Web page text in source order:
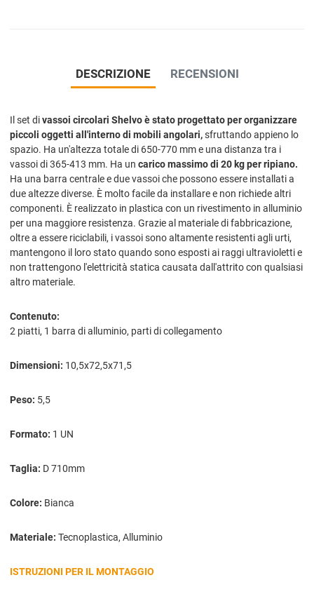
DESCRIZIONE RECENSIONI
Il set divassoi circolari Shelvo è stato progettato per organizzare
piccoli oggetti all'interno di mobili angolari,sfruttando appieno lo
spazio. Ha un'altezza totale di 650-770 mm e una distanza tra i
vassoi di 365-413 mm. Ha un carico massimo di 20 kg per ripiano.
Ha una barra centrale e due vassoi che possono essere installati a
due altezze diverse. È molto facile da installare e non richiede altri
componenti. È realizzato in plastica con un rivestimento in alluminio
per una maggiore resistenza. Grazie al materiale di fabbricazione,
oltre a essere riciclabili, i vassoi sono altamente resistenti agli urti,
mantengono il loro stato quando sono esposti ai raggi ultravioletti e
non trattengono l'elettricità statica causata dall'attrito con qualsiasi
altro materiale.
Contenuto:
2 piatti, 1 barra di alluminio, parti di collegamento
Dimensioni: 10,5x72,5x71,5
Peso: 5,5
Formato: 1 UN
Taglia: D 710mm
Colore: Bianca
Materiale: Tecnoplastica, Alluminio
ISTRUZIONI PER IL MONTAGGIO